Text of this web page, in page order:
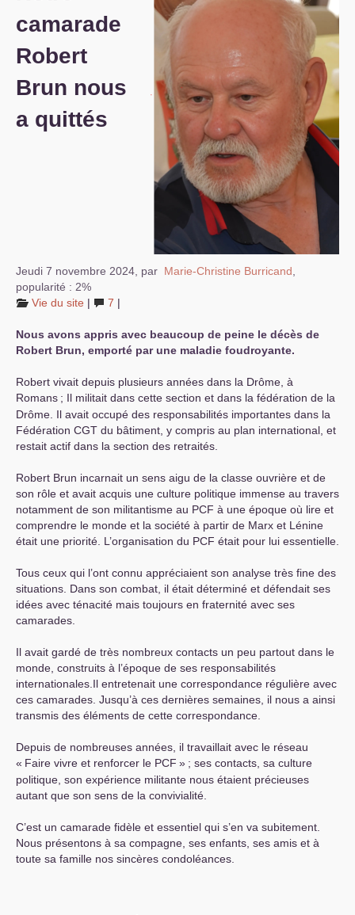
S’organiser
Comprendre...
Vie du site
camarade
Robert
Brun nous
a quittés
Jeudi 7 novembre 2024 par Marie-Christine Burricand
popularité : 2%
Vie du site | 7 |
Nous avons appris avec beaucoup de peine le décès de
Robert Brun, emporté par une maladie foudroyante.
Robert vivait depuis plusieurs années dans la Drôme, à
Romans ; Il militait dans cette section et dans la fédération de la
Drôme. Il avait occupé des responsabilités importantes dans la
Fédération CGT du bâtiment, y compris au plan international, et
restait actif dans la section des retraités.
Robert Brun incarnait un sens aigu de la classe ouvrière et de
son rôle et avait acquis une culture politique immense au travers
notamment de son militantisme au PCF à une époque où lire et
comprendre le monde et la société à partir de Marx et Lénine
était une priorité. L’organisation du PCF était pour lui essentielle.
Tous ceux qui l’ont connu appréciaient son analyse très fine des
situations. Dans son combat, il était déterminé et défendait ses
idées avec ténacité mais toujours en fraternité avec ses
camarades.
Il avait gardé de très nombreux contacts un peu partout dans le
monde, construits à l’époque de ses responsabilités
internationales.Il entretenait une correspondance régulière avec
ces camarades. Jusqu’à ces dernières semaines, il nous a ainsi
transmis des éléments de cette correspondance.
Depuis de nombreuses années, il travaillait avec le réseau
« Faire vivre et renforcer le PCF » ; ses contacts, sa culture
politique, son expérience militante nous étaient précieuses
autant que son sens de la convivialité.
C’est un camarade fidèle et essentiel qui s’en va subitement.
Nous présentons à sa compagne, ses enfants, ses amis et à
toute sa famille nos sincères condoléances.